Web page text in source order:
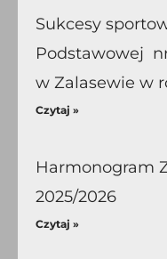
Sukcesy
Podstawowej
w Zalasewie w
Czytaj »
Harmonogram
2025/2026
Czytaj »